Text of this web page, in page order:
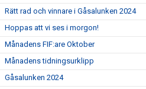
Rätt rad och vinnare i Gåsalunken 2024
Hoppas att vi ses i morgon!
Månadens FIF:are Oktober
Månadens tidningsurklipp
Gåsalunken 2024